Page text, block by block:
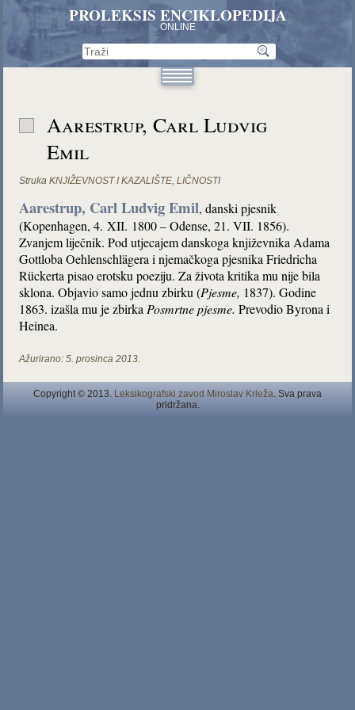
PROLEKSIS ENCIKLOPEDIJA
ONLINE
Aarestrup, Carl Ludvig
Emil
Struka KNJIŽEVNOST I KAZALIŠTE,LIČNOSTI
Aarestrup, Carl Ludvig Emil, danski pjesnik
(Kopenhagen, 4. XII. 1800 – Odense, 21. VII. 1856).
Zvanjem liječnik. Pod utjecajem danskoga književnika Adama
Gottloba Oehlenschlägera i njemačkoga pjesnika Friedricha
Rückerta pisao erotsku poeziju. Za života kritika mu nije bila
sklona. Objavio samo jednu zbirku (Pjesme, 1837). Godine
1863. izašla mu je zbirka Posmrtne pjesme. Prevodio Byrona i
Heinea.
Ažurirano: 5. prosinca 2013.
Copyright © 2013. Leksikografski zavod Miroslav Krleža. Sva prava
pridržana.